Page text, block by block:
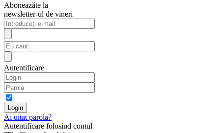
Aboneazăte la
newsletter-ul de vineri
Autentificare
Ai uitat parola?
Autentificare folosind contul